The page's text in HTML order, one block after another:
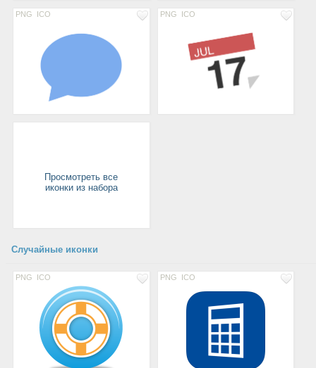
PNG ICO PNG ICO
Просмотреть все
иконки из набора
Случайные иконки
PNG ICO PNG ICO